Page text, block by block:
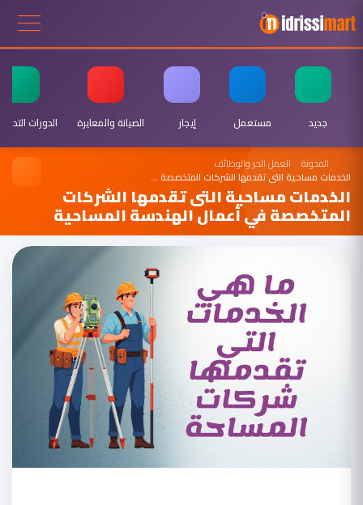
جديد مستعمل إيجار الصيانة والمعايرة الدورات
المدونة العمل الحر والوظائف
الخدمات مساحية التى تقدمها الشركات المتخصصة …
الخدمات مساحية التى تقدمها الشركات
المتخصصة في أعمال الهندسة المساحية